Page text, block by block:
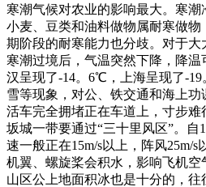
寒潮气候对农业的影响最大。寒
小麦、豆类和油料做物属耐寒做
期阶段的耐寒能力也分歧。对于
寒潮过境后，气温突然下降，降
汉呈现了-14。6℃，上海呈现了-
雪等现象，对公、铁交通和海上
活车完全拥堵正在车道上，寸步
坂城一带要通过“三十里风区”。
速一般正在15m/s以上，阵风25m/
机翼、螺旋桨会积水，影响飞机
山区公上地面积冰也是十分的，